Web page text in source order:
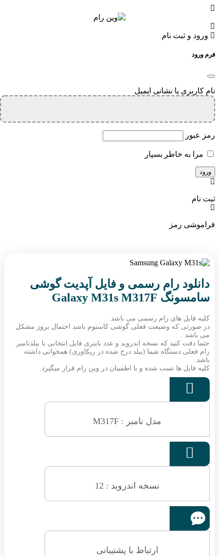
ورود و ثبت نام
فرم ورود
نام کاربری یا نشانی ایمیل
رمز عبور
مرا به خاطر بسپار
ثبت نام
فراموشی رمز
دانلود رام رسمی و فایل آپدیت گوشی
سامسونگ Galaxy M31s M317F
کلیه فایل های رام رسمی می باشد.
در صورتی که وضیعت فعلی گوشی کاستوم باشد احتمال بروز مشکل
می باشد .
حتما دقت کنید که نسخه اندروید و عدد باینری فایل انتخابی با بیلدنامبر
رام فعلی دستگاه شما (بیلد درج شده در ریکاوری) همخوانی داشته
باشد.
کلیه فایل ها تست شده و با اطمینان در وین رام قرار میگیرد.

مدل نامبر : M317F

نسخه اندروید : 12
ارتباط با پشتیبانی